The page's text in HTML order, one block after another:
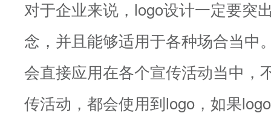
对于企业来说，logo设计一定要突
念，并且能够适用于各种场合当中
会直接应用在各个宣传活动当中，
传活动，都会使用到logo，如果